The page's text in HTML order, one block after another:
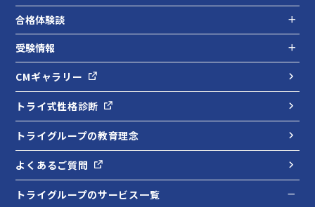
合格体験談
受験情報
CMギャラリー
トライ式性格診断
トライグループの教育理念
よくあるご質問
トライグループのサービス一覧